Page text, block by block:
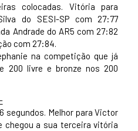
colocadas. Vitória para
do SESI-SP com 27:77
Andrade do AR5 com 27:82
com 27:84.
na competição que já
200 livre e bronze nos 200
segundos. Melhor para Victor
chegou a sua terceira vitória